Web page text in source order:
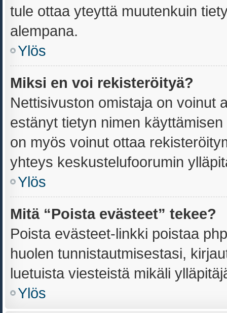
tule ottaa yteyttä muutenkuin
alempana.
Ylös
Miksi en voi rekisteröityä?
Nettisivuston omistaja on voinut
estänyt tietyn nimen
on myös voinut ottaa
yhteys keskustelufoorumin
Ylös
Mitä “Poista evästeet” tekee?
Poista evästeet-linkki poistaa
huolen tunnistautmisestasi,
luetuista viesteistä mikäli
Ylös